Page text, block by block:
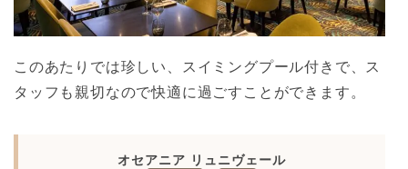
このあたりでは珍しい、スイミングプール付きで、ス
タッフも親切なので快適に過ごすことができます。
オセアニア リュニヴェール